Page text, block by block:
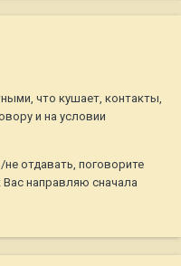
что кушает, контакты,
и на условии
отдавать, поговорите
направляю сначала